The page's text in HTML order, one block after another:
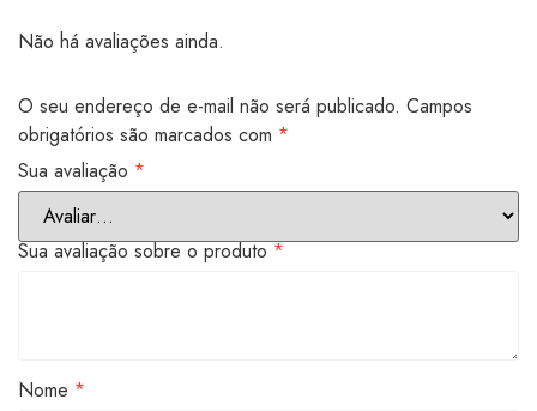
Não há avaliações ainda.
O seu endereço de e-mail não será publicado. Campos
obrigatórios são marcados com *
Sua avaliação *
Sua avaliação sobre o produto*
Nome *